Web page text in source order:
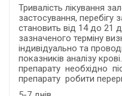
Тривалість лікування
застосування, перебігу
становить від 14 до 21
зазначеного терміну
індивідуально та
показників аналізу
препарату необхідно
препарату робити